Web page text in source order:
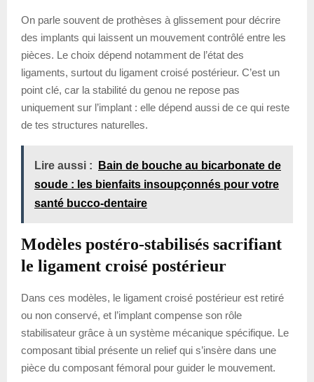
On parle souvent de prothèses à glissement pour décrire
des implants qui laissent un mouvement contrôlé entre les
pièces. Le choix dépend notamment de l’état des
ligaments, surtout du ligament croisé postérieur. C’est un
point clé, car la stabilité du genou ne repose pas
uniquement sur l’implant : elle dépend aussi de ce qui reste
de tes structures naturelles.
Lire aussi :
Bain de bouche au bicarbonate de
soude : les bienfaits insoupçonnés pour votre
santé bucco-dentaire
Modèles postéro-stabilisés sacrifiant
le ligament croisé postérieur
Dans ces modèles, le ligament croisé postérieur est retiré
ou non conservé, et l’implant compense son rôle
stabilisateur grâce à un système mécanique spécifique. Le
composant tibial présente un relief qui s’insère dans une
pièce du composant fémoral pour guider le mouvement.